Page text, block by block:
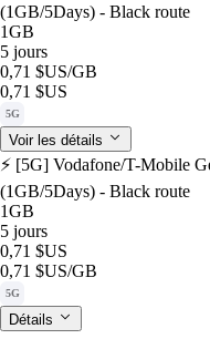
(1GB/5Days) - Black route
1GB
5 jours
0,71 $US/GB
0,71 $US
5G
Voir les détails
⚡️ [5G] Vodafone/T-Mobile
(1GB/5Days) - Black route
1GB
5 jours
0,71 $US
0,71 $US/GB
5G
Détails